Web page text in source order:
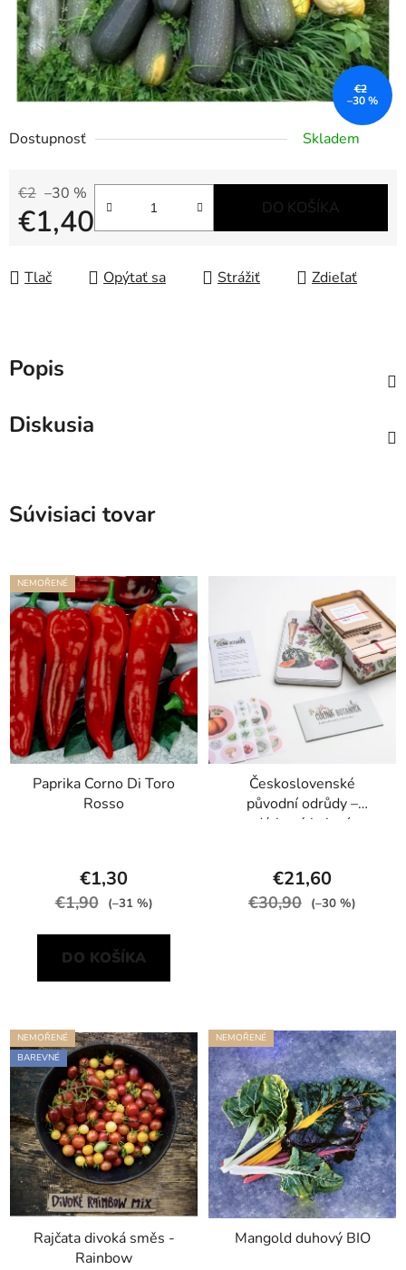
Dostupnosť Skladem
€2 –30 %
€1,40 DO KOŠÍKA
Tlač Opýtať sa Strážiť Zdieľať
€2
–30 %
Popis
Diskusia
Súvisiaci tovar
NEMOŘENÉ
Paprika Corno Di Toro
Rosso
€1,30
€1,90 (–31 %)
DO KOŠÍKA
Československé
původní odrůdy –
dárkové balení
€21,60
€30,90 (–30 %)
NEMOŘENÉ
BAREVNÉ
Rajčata divoká směs -
Rainbow
NEMOŘENÉ
Mangold duhový BIO